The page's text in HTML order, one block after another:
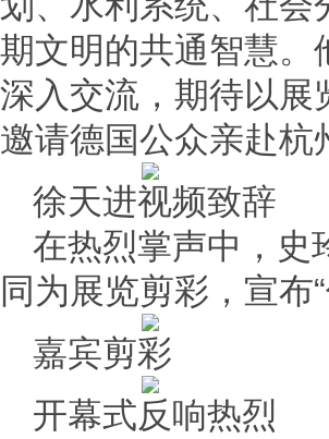
期文明的共通智慧。
深入交流，期待以展
邀请德国公众亲赴杭
徐天进视频致辞
在热烈掌声中，史
同为展览剪彩，宣布
嘉宾剪彩
开幕式反响热烈